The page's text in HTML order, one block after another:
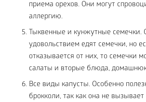
приема орехов. Они могут
аллергию.
Тыквенные и кунжутные семечки.
удовольствием едят семечки, но
отказывается от них, то семечки
салаты и вторые блюда,
Все виды капусты. Особенно
брокколи, так как она не